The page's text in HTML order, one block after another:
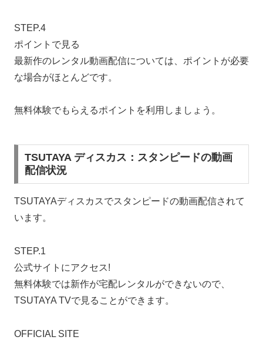
STEP.4
ポイントで見る
最新作のレンタル動画配信については、ポイントが必要
な場合がほとんどです。
無料体験でもらえるポイントを利用しましょう。
TSUTAYA ディスカス：スタンピードの動画
配信状況
TSUTAYAディスカスでスタンピードの動画配信されて
います。
STEP.1
公式サイトにアクセス!
無料体験では新作が宅配レンタルができないので、
TSUTAYA TVで見ることができます。
OFFICIAL SITE